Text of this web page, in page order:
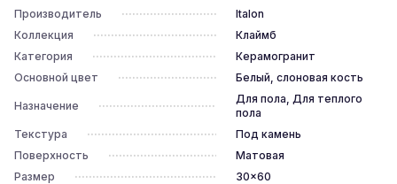
Производитель
Italon
Коллекция
Клаймб
Категория
Керамогранит
Основной цвет
Белый, слоновая кость
Назначение
Для пола, Для теплого
пола
Текстура
Под камень
Поверхность
Матовая
Размер
30x60